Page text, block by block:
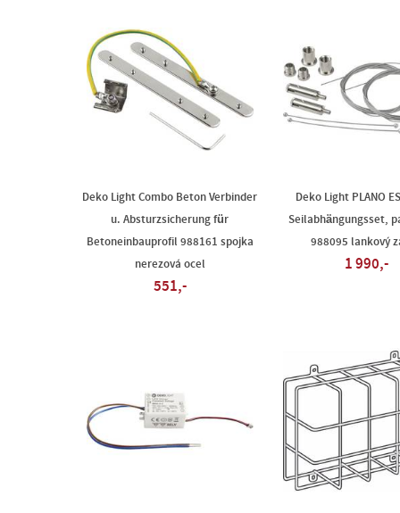
Deko Light Combo Beton Verbinder
u. Absturzsicherung für
Betoneinbauprofil 988161 spojka
nerezová ocel
551,-
Deko Light PLANO
Seilabhängungsset,
988095 lankový
1 990,-